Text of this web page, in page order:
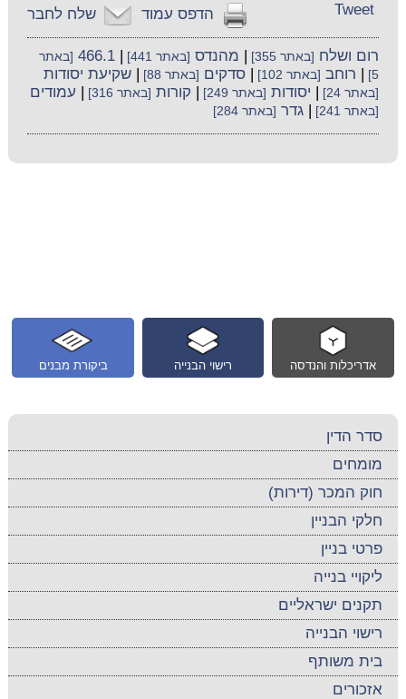
שלח לחבר הדפס עמוד Tweet
רום ושלח [באתר 355] מהנדס [באתר 441] |
466.1 [באתר
5]
רוחב [באתר 102] |סדקים [באתר 88] |שקיעת יסודות
[באתר 24] יסודות [באתר 249] קורות [באתר 316] עמודים
[באתר 241] |גדר [באתר 284]
ביקורת מבנים רישוי הבנייה אדריכלות והנדסה
סדר הדין
מומחים
חוק המכר (דירות)
חלקי הבניין
פרטי בניין
ליקויי בנייה
תקנים ישראליים
רישוי הבנייה
בית משותף
אזכורים